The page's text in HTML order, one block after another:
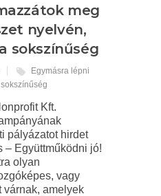
meg
nyelvén,
sokszínűség
Egymásra lépni
sokszínűség
Kft.
pályázatot hirdet
– Együttműködni jó!
olyan
vagy
várnak, amelyek